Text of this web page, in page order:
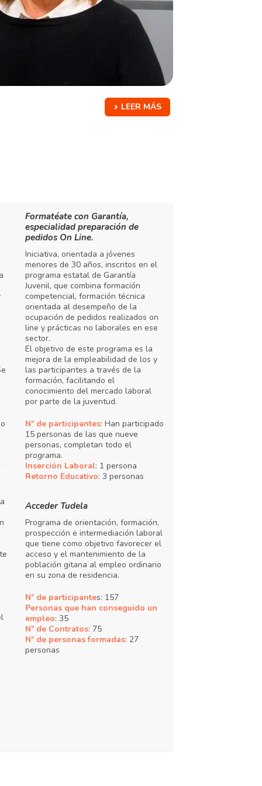
LEER MÁS
Formatéate con Garantía,
especialidad preparación de
pedidos On Line.
Iniciativa, orientada a jóvenes
menores de 30 años, inscritos en el
programa estatal de Garantía
Juvenil, que combina formación
competencial, formación técnica
orientada al desempeño de la
ocupación de pedidos realizados on
line y prácticas no laborales en ese
sector.
El objetivo de este programa es la
mejora de la empleabilidad de los y
las participantes a través de la
formación, facilitando el
conocimiento del mercado laboral
por parte de la juventud.
Nº de participantes: Han participado
15 personas de las que nueve
personas, completan todo el
programa.
Inserción Laboral: 1 persona
Retorno Educativo: 3 personas
Acceder Tudela
Programa de orientación, formación,
prospección e intermediación laboral
que tiene como objetivo favorecer el
acceso y el mantenimiento de la
población gitana al empleo ordinario
en su zona de residencia.
Nº de participantes: 157
Personas que han conseguido un
empleo: 35
Nº de Contratos: 75
Nº de personas formadas: 27
personas